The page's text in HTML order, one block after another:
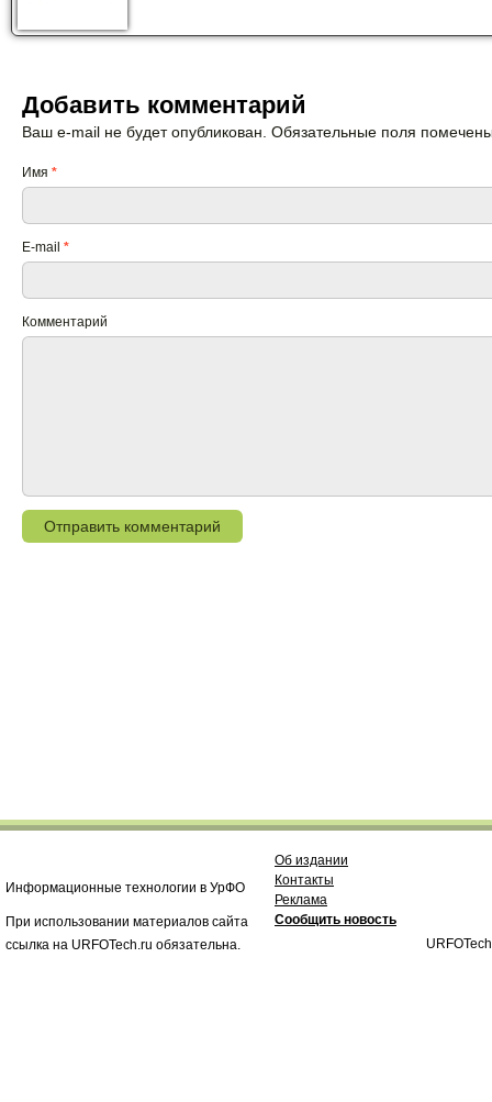
Добавить комментарий
Ваш e-mail не будет опубликован. Обязательные поля
Имя *
E-mail *
Комментарий
Информационные технологии в УрФО
При использовании материалов сайта
ссылка на URFOTech.ru обязательна.
Об издании
Контакты
Реклама
Сообщить новость